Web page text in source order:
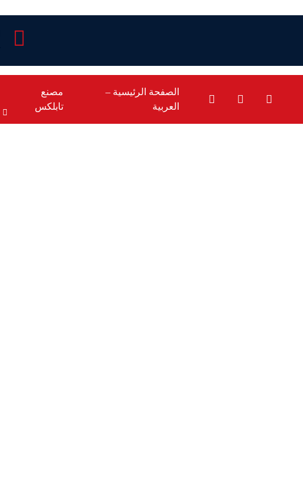
الصفحة الرئيسية –
العربية
مصنع
تابلكس